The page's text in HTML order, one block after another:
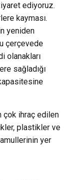
ediyoruz.
kayması.
yeniden
çerçevede
olanakları
sağladığı
çok ihraç edilen
plastikler ve
yer